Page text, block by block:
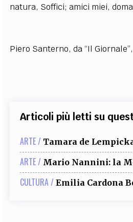
natura, Soffici; amici miei,
Piero Santerno, da “Il
Articoli più letti su
ARTE / Tamara de
ARTE / Mario Nannini: la
CULTURA / Emilia Cardona